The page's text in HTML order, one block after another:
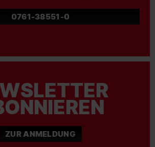
0761-38551-0
ZUR ANMELDUNG